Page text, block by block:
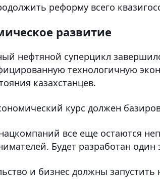
реформу всего
развитие
нефтяной суперцикл
технологичную
казахстанцев.
курс должен
все еще остаются
Будет разработан один
и бизнес должны